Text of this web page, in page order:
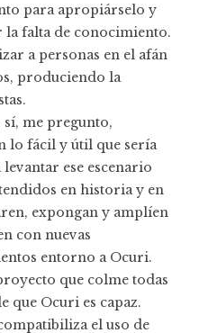
para apropiárselo y
la falta de conocimiento.
a personas en el afán
produciendo la
me pregunto,
lo fácil y útil que sería
ese escenario
en historia y en
expongan y amplíen
con nuevas
entorno a Ocuri.
que colme todas
que Ocuri es capaz.
el uso de